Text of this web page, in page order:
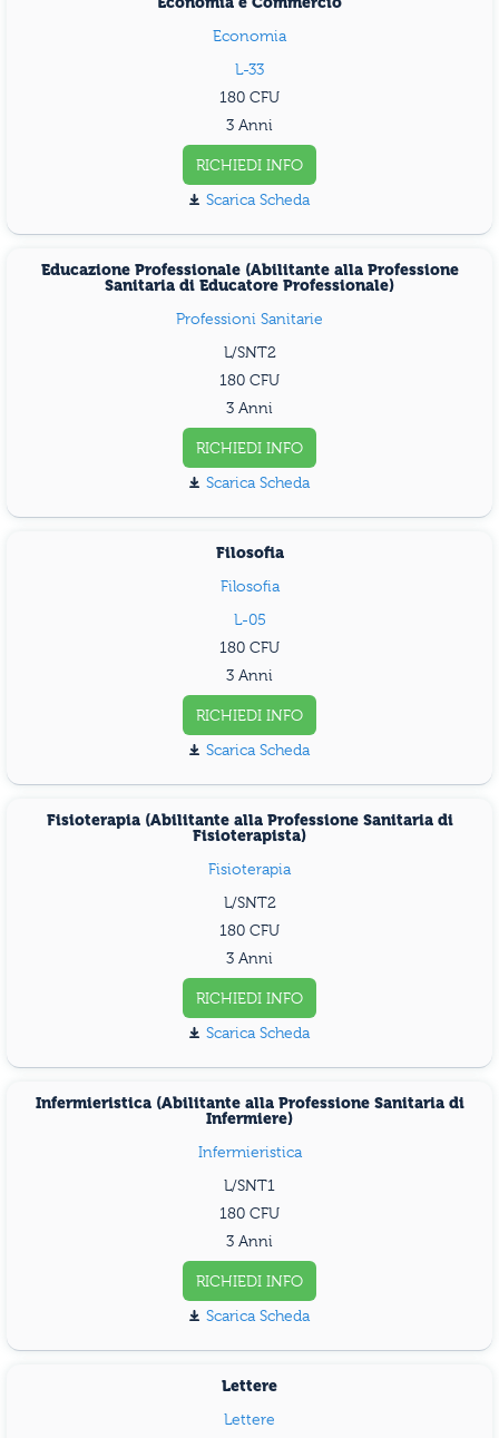
Economia
L-33
180
3 Anni
RICHIEDI INFO
Scarica Scheda
Educazione Professionale (Abilitante alla Professione
Sanitaria di Educatore Professionale)
Professioni Sanitarie
L/SNT2
180
3 Anni
RICHIEDI INFO
Scarica Scheda
Filosofia
Filosofia
L-05
180
3 Anni
RICHIEDI INFO
Scarica Scheda
Fisioterapia (Abilitante alla Professione Sanitaria di
Fisioterapista)
Fisioterapia
L/SNT2
180
3 Anni
RICHIEDI INFO
Scarica Scheda
Infermieristica (Abilitante alla Professione Sanitaria di
Infermiere)
Infermieristica
L/SNT1
180
3 Anni
RICHIEDI INFO
Scarica Scheda
Lettere
Lettere